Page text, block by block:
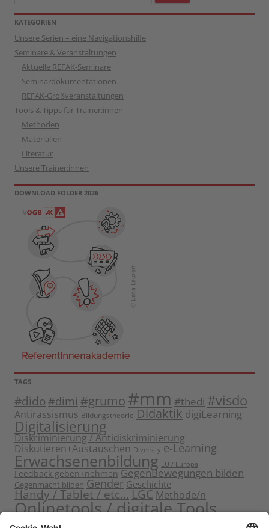
KATEGORIEN
Unsere Serien – eine Navigationshilfe
Seminare & Veranstaltungen
Aktuelle REFAK-Seminare
Seminardokumentationen
REFAK-Großveranstaltungen
Tools & Tipps für Trainer:innen
Methoden
Materialien
Literatur
Unsere Trainer:innen
DOWNLOAD FOLDER 2026
TAGS
#dido #dimi #grumo #mm #thedi #visdo
Antirassismus Bildungstheorie Didaktik digiLearning
Digitalisierung
Diskriminierung / Antidiskriminierung
Diskutieren+Austauschen Diversity e-Learning
Erwachsenenbildung EU / Europa
Feedback geben+nehmen GegenBewegungen bilden
Gegenmacht bilden Gender Geschichte
Handy / Tablet / etc...LGC Methode/n
Onlinetools / digitale Tools
Politische Bildung